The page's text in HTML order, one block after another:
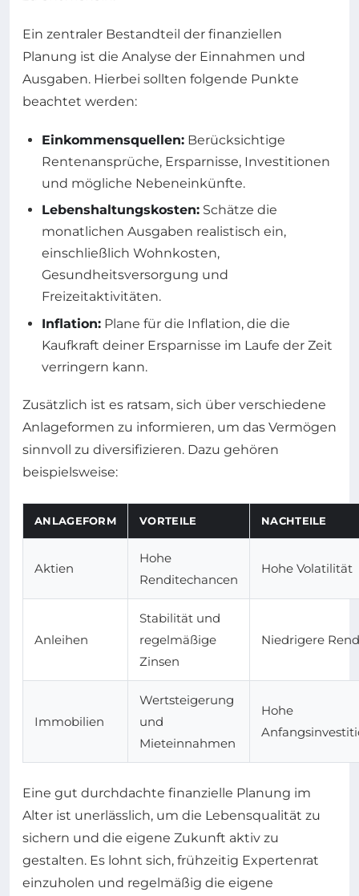
Ein zentraler Bestandteil der finanziellen
Planung ist die Analyse der Einnahmen und
Ausgaben. Hierbei sollten folgende Punkte
beachtet werden:
Einkommensquellen: Berücksichtige
Rentenansprüche, Ersparnisse, Investitionen
und mögliche Nebeneinkünfte.
Lebenshaltungskosten: Schätze die
monatlichen Ausgaben realistisch ein,
einschließlich Wohnkosten,
Gesundheitsversorgung und
Freizeitaktivitäten.
Inflation: Plane für die Inflation, die die
Kaufkraft deiner Ersparnisse im Laufe der Zeit
verringern kann.
Zusätzlich ist es ratsam, sich über verschiedene
Anlageformen zu informieren, um das Vermögen
sinnvoll zu diversifizieren. Dazu gehören
beispielsweise:
ANLAGEFORM VORTEILE NACHTEILE
Aktien
Hohe
Renditechancen
Hohe Volatilität
Anleihen
Stabilität und
regelmäßige
Zinsen
Niedrigere
Immobilien
Wertsteigerung
und
Mieteinnahmen
Hohe
Eine gut durchdachte finanzielle Planung im
Alter ist unerlässlich, um die Lebensqualität zu
sichern und die eigene Zukunft aktiv zu
gestalten. Es lohnt sich, frühzeitig Expertenrat
einzuholen und regelmäßig die eigene